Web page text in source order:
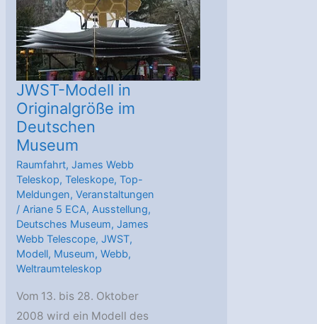
JWST-Modell in
Originalgröße im
Deutschen
Museum
Raumfahrt,James Webb
Teleskop,Teleskope,Top-
Meldungen,Veranstaltungen
/Ariane 5 ECA,Ausstellung,
Deutsches Museum,James
Webb Telescope,JWST,
Modell, Museum,Webb,
Weltraumteleskop
Vom 13. bis 28. Oktober
2008 wird ein Modell des